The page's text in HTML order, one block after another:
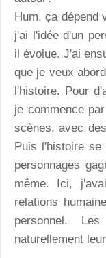
Hum, ça dépend
j'ai l'idée d'un
il évolue. J'ai
que je veux
l'histoire. Pour
je commence
scènes, avec
Puis l'histoire
personnages
même. Ici,
relations
personnel.
naturellement